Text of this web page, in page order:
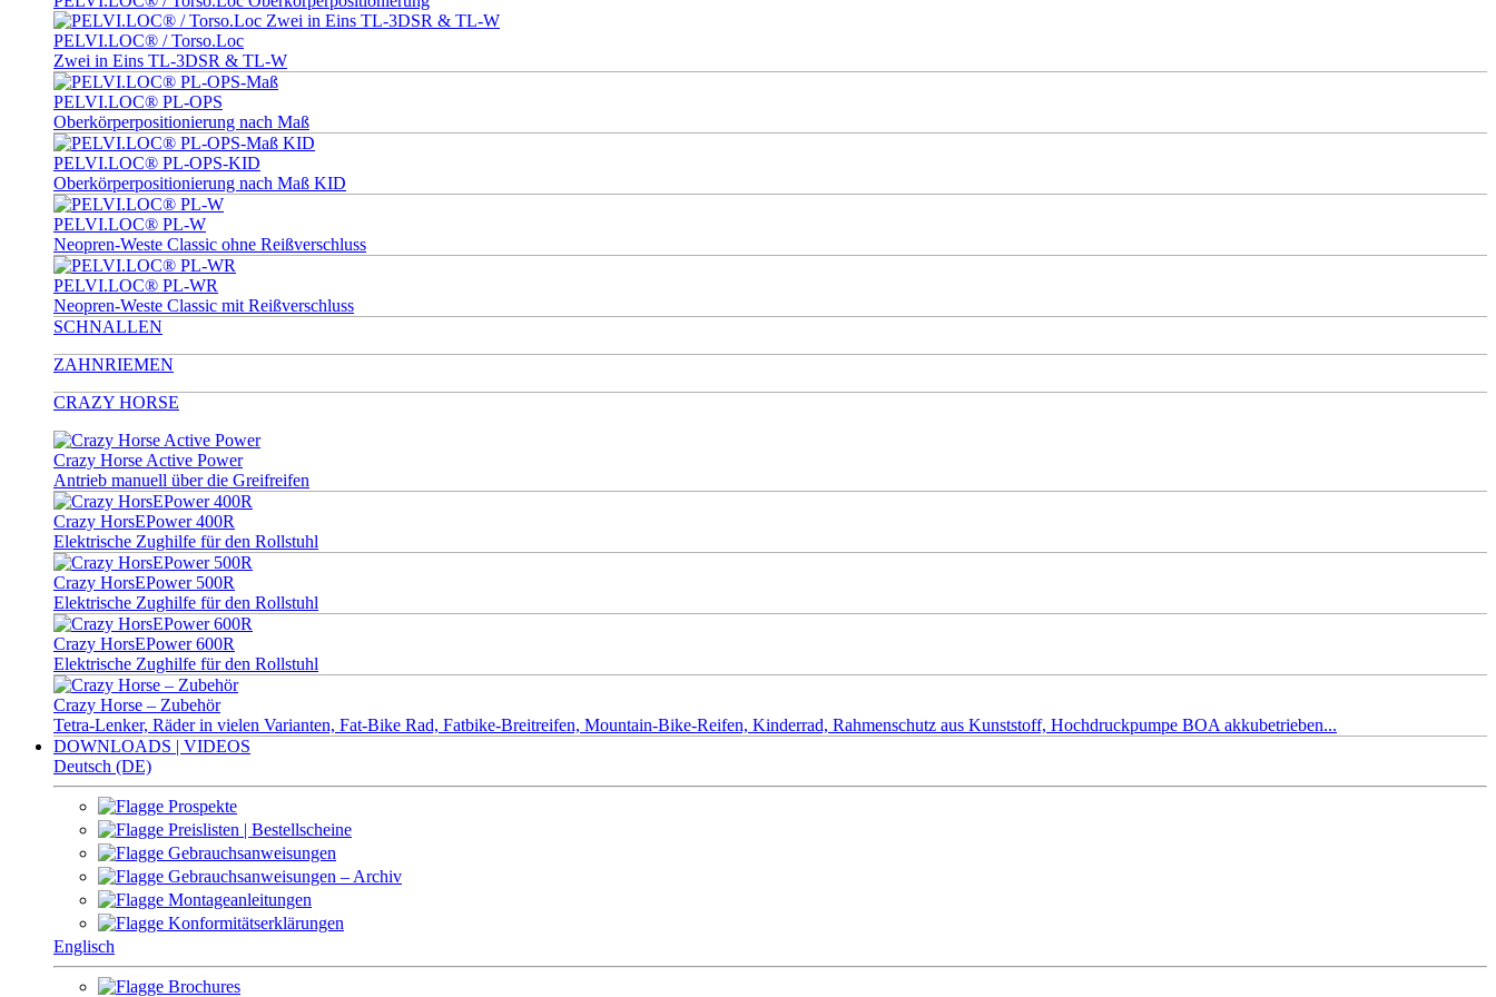
PELVI.LOC® / Torso.Loc
Zwei in Eins TL-3DSR & TL-W
PELVI.LOC® PL-OPS
Oberkörperpositionierung nach Maß
PELVI.LOC® PL-OPS-KID
Oberkörperpositionierung nach Maß KID
PELVI.LOC® PL-W
Neopren-Weste Classic ohne Reißverschluss
PELVI.LOC® PL-WR
Neopren-Weste Classic mit Reißverschluss
SCHNALLEN
ZAHNRIEMEN
CRAZY HORSE
Crazy Horse Active Power
Antrieb manuell über die Greifreifen
Crazy HorsEPower 400R
Elektrische Zughilfe für den Rollstuhl
Crazy HorsEPower 500R
Elektrische Zughilfe für den Rollstuhl
Crazy HorsEPower 600R
Elektrische Zughilfe für den Rollstuhl
Crazy Horse – Zubehör
Tetra-Lenker, Räder in vielen Varianten, Fat-Bike Rad, Fatbike-Breitreifen, Mountain-Bike-Reifen, Kinderrad, Rahmenschutz aus Kunststoff, Hochdruckpumpe BOA akkubetrieben...
DOWNLOADS | VIDEOS
Deutsch (DE)
Prospekte
Preislisten | Bestellscheine
Gebrauchsanweisungen
Gebrauchsanweisungen – Archiv
Montageanleitungen
Konformitätserklärungen
Englisch
Brochures